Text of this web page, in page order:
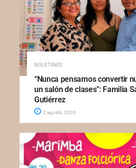
BOLETINES
“Nunca pensamos convertir
un salón de clases”: Familia
Gutiérrez
2 agosto, 2026